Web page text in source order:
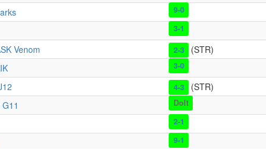
9-0
3-1
Venom 2-3 (STR)
3-0
4-3 (STR)
Dolt
2-1
9-1